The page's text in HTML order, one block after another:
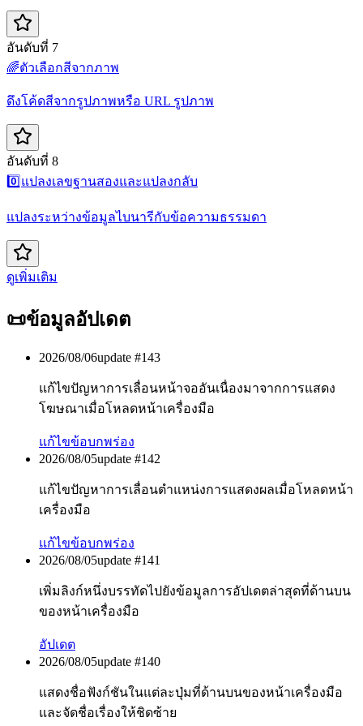
อันดับที่ 7
🌈ตัวเลือกสีจากภาพ
ดึงโค้ดสีจากรูปภาพหรือ URL รูปภาพ
อันดับที่ 8
0️⃣ แปลงเลขฐานสองและแปลงกลับ
แปลงระหว่างข้อมูลไบนารีกับข้อความธรรมดา
ดูเพิ่มเติม
📜ข้อมูลอัปเดต
2026/08/06update #143
แก้ไขปัญหาการเลื่อนหน้าจออันเนื่องมาจากการแสดง
โฆษณาเมื่อโหลดหน้าเครื่องมือ
แก้ไขข้อบกพร่อง
2026/08/05update #142
แก้ไขปัญหาการเลื่อนตำแหน่งการแสดงผลเมื่อโหลดหน้า
เครื่องมือ
แก้ไขข้อบกพร่อง
2026/08/05update #141
เพิ่มลิงก์หนึ่งบรรทัดไปยังข้อมูลการอัปเดตล่าสุดที่ด้านบน
ของหน้าเครื่องมือ
อัปเดต
2026/08/05update #140
แสดงชื่อฟังก์ชันในแต่ละปุ่มที่ด้านบนของหน้าเครื่องมือ
และจัดชื่อเรื่องให้ชิดซ้าย